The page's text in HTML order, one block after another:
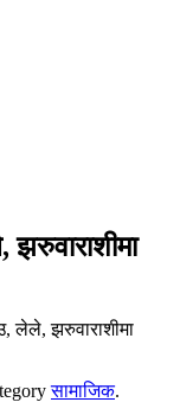
लेले, झरुवाराशीमा
सामाजिक.